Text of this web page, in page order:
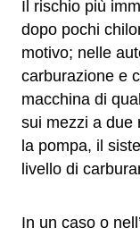
Il rischio più
dopo pochi
motivo; nelle
carburazione e
macchina di
sui mezzi a due
la pompa, il
livello di
In un caso o